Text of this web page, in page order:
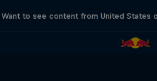
Want to see content from United States